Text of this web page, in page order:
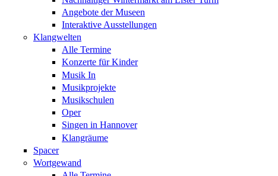
Angebote der Museen
Interaktive Ausstellungen
Klangwelten
Alle Termine
Konzerte für Kinder
Musik In
Musikprojekte
Musikschulen
Oper
Singen in Hannover
Klangräume
Spacer
Wortgewand